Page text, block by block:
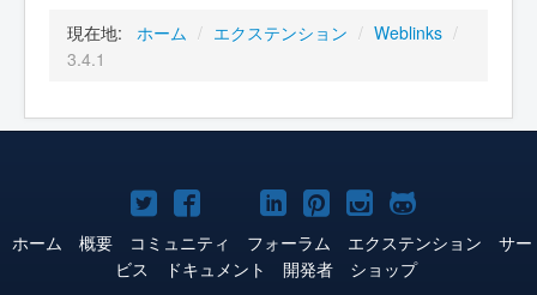
現在地: ホーム / エクステンション / Weblinks /
3.4.1
Joomla!
Twitter
Joomla!
Facebook
Joomla!
YouTube
Joomla!
LinkedIn
Joomla!
Pinterest
Joomla!
Instagram
Joomla!
GitHub
ホーム 概要 コミュニティ フォーラム エクステンション
サー
ビス
ドキュメント 開発者
ショップ